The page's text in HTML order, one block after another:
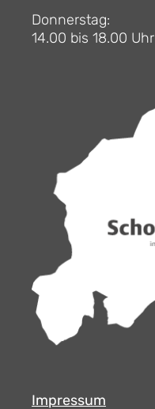
Donnerstag:
14.00 bis 18.00 Uhr
Impressum